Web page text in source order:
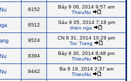
8152
Bảy 9 06, 2014 9:57 am
ThieuNu
8512
Sáu 9 05, 2014 7:18 pm
thien nga
9524
CN 8 31, 2014 10:29 pm
Toc Trang
8394
Bảy 8 30, 2014 8:48 pm
ThieuNu
8442
Ba 8 19, 2014 2:37 am
ThieuNu